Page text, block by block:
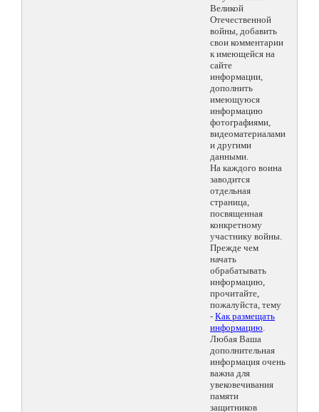
Великой
Отечественной
войны, добавить
свои комментарии
к имеющейся на
сайте
информации,
дополнить
имеющуюся
информацию
фотографиями,
видеоматериалами
и другими
данными.
На каждого воина
заводится
отдельная
страница,
посвященная
конкретному
участнику войны.
Прежде чем
начать
обрабатывать
информацию,
прочитайте,
пожалуйста, тему
- Как размещать
информацию.
Любая Ваша
дополнительная
информация очень
важна для
увековечивания
памяти
защитников